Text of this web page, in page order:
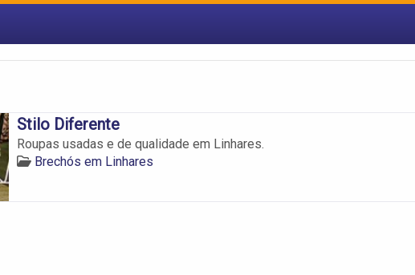
Stilo Diferente
Roupas usadas e de qualidade em Linhares.
Brechós em Linhares